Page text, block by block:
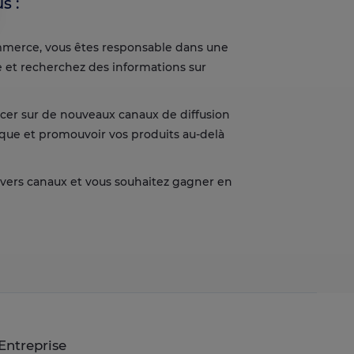
confidentialité, en garantissant la conformité avec les
vous êtes responsable dans une
recherchez des informations sur
sur de nouveaux canaux de diffusion
et promouvoir vos produits au-delà
canaux et vous souhaitez gagner en